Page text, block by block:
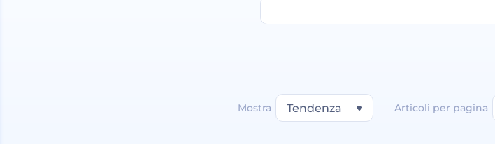
Mostra Tendenza Articoli per pagina